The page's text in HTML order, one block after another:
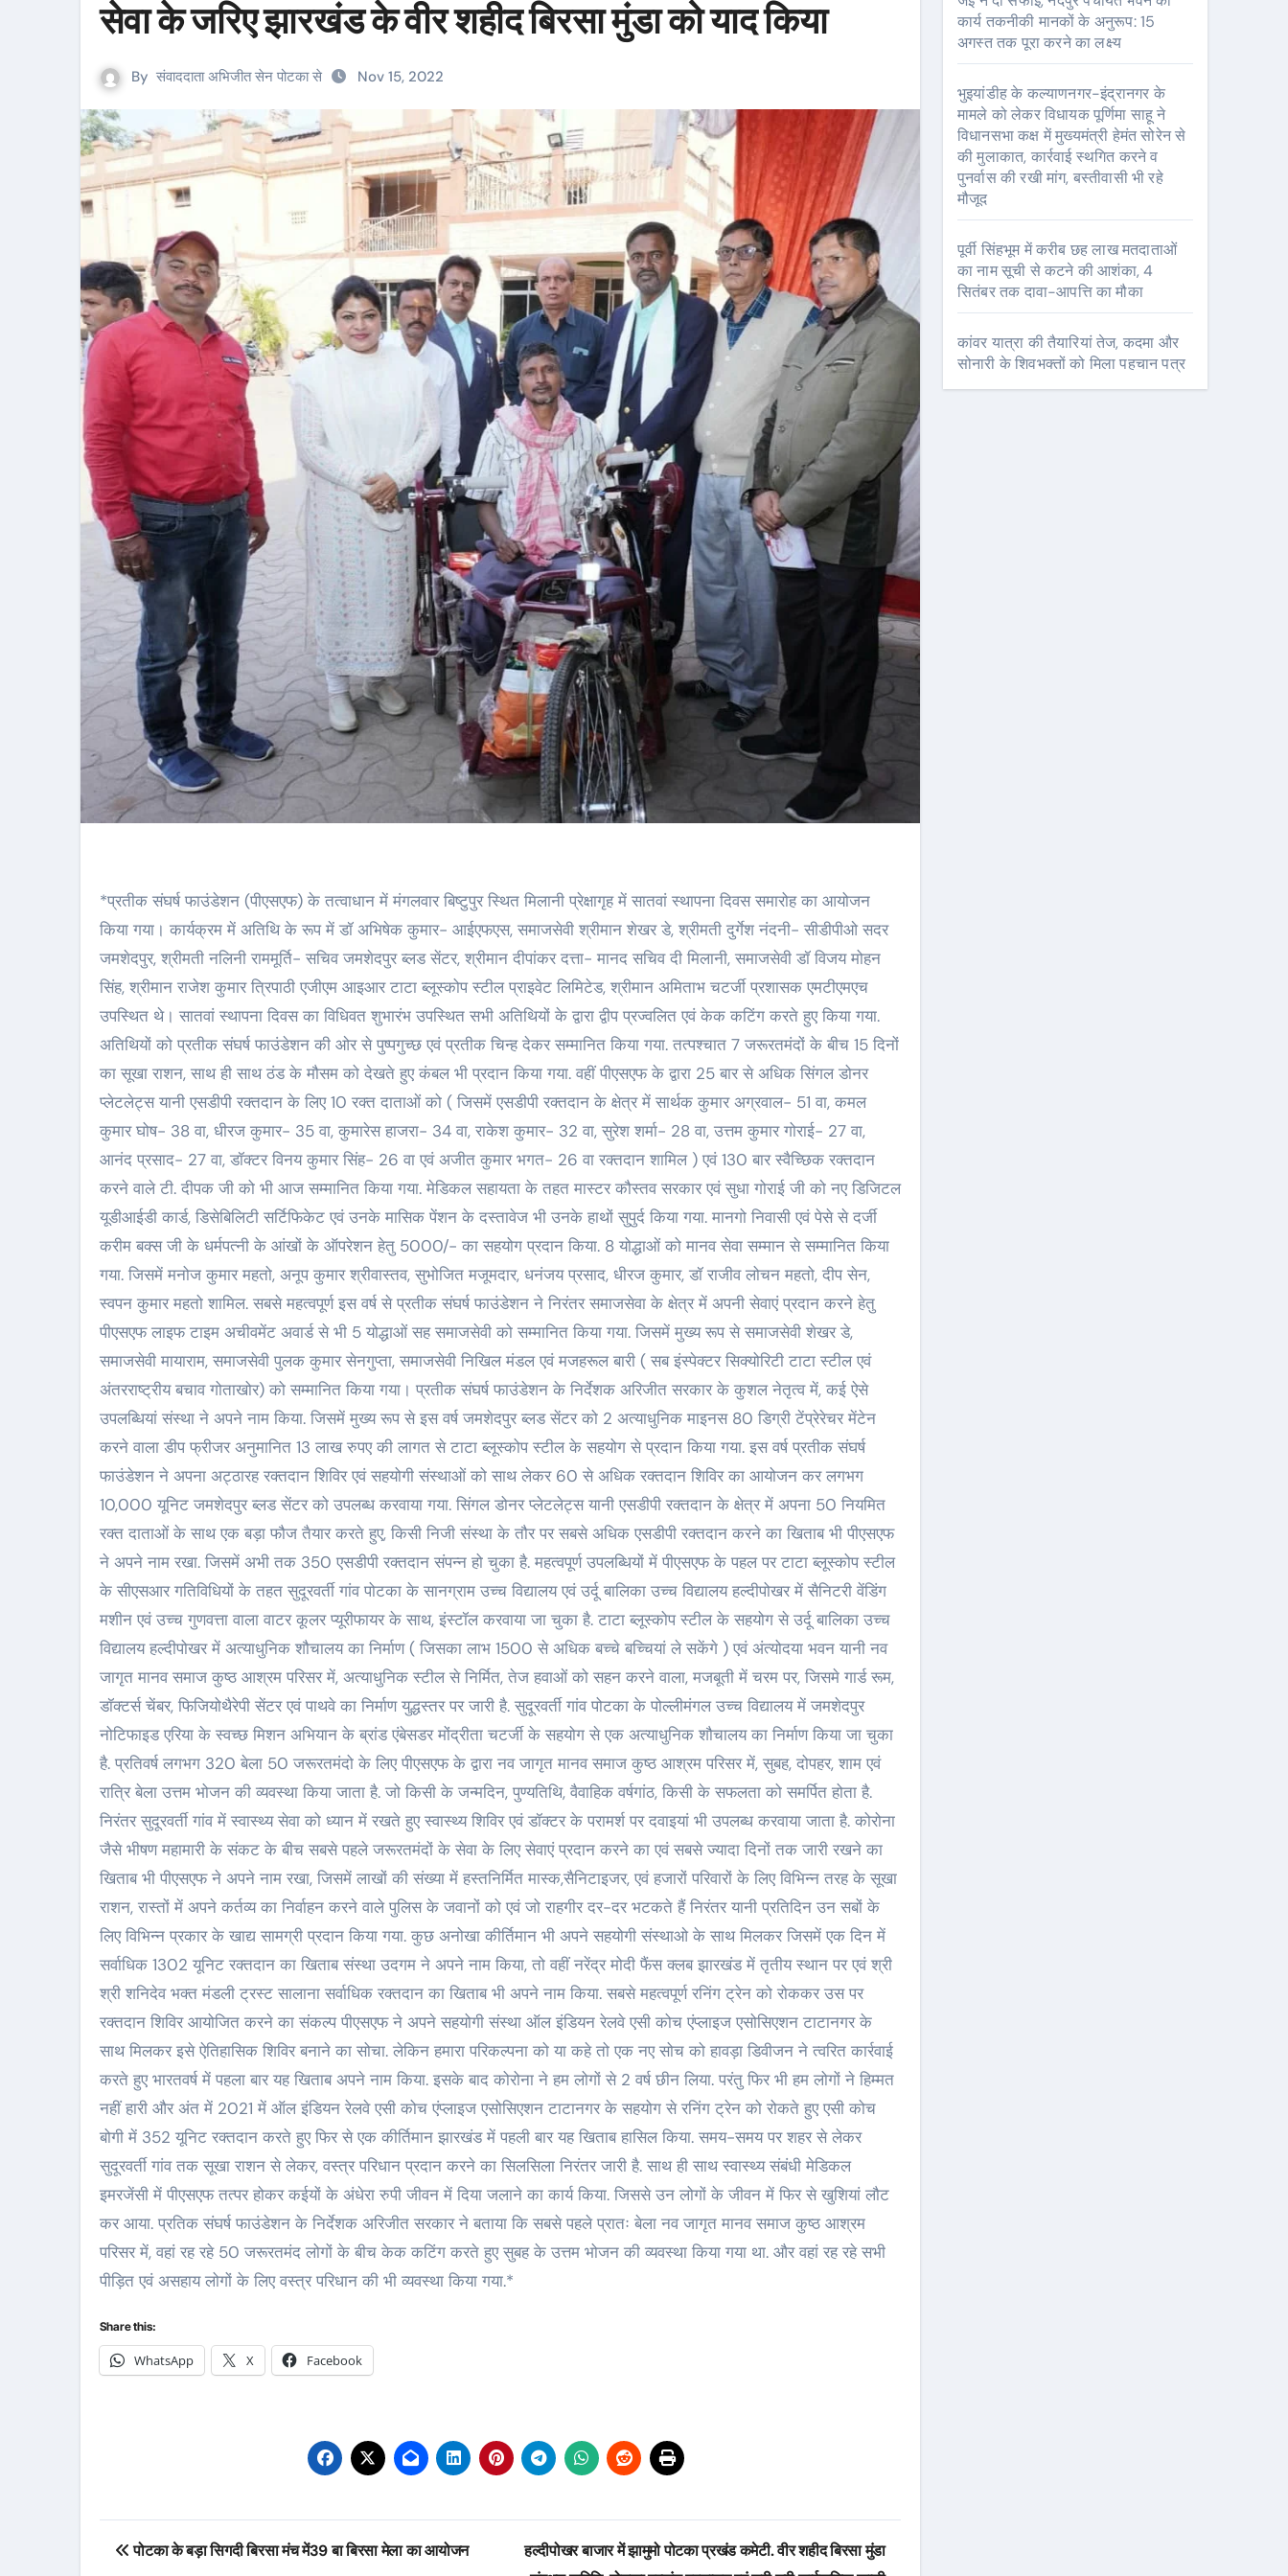
सेवा के जरिए झारखंड के वीर शहीद बिरसा मुंडा को याद किया
By संवाददाता अभिजीत सेन पोटका से Nov 15, 2022
*प्रतीक संघर्ष फाउंडेशन (पीएसएफ) के तत्वाधान में मंगलवार बिष्टुपुर स्थित मिलानी प्रेक्षागृह में सातवां स्थापना दिवस समारोह का आयोजन
किया गया। कार्यक्रम में अतिथि के रूप में डॉ अभिषेक कुमार- आईएफएस, समाजसेवी श्रीमान शेखर डे, श्रीमती दुर्गेश नंदनी- सीडीपीओ सदर
जमशेदपुर, श्रीमती नलिनी राममूर्ति- सचिव जमशेदपुर ब्लड सेंटर, श्रीमान दीपांकर दत्ता- मानद सचिव दी मिलानी, समाजसेवी डॉ विजय मोहन
सिंह, श्रीमान राजेश कुमार त्रिपाठी एजीएम आइआर टाटा ब्लूस्कोप स्टील प्राइवेट लिमिटेड, श्रीमान अमिताभ चटर्जी प्रशासक एमटीएमएच
उपस्थित थे। सातवां स्थापना दिवस का विधिवत शुभारंभ उपस्थित सभी अतिथियों के द्वारा द्वीप प्रज्वलित एवं केक कटिंग करते हुए किया गया.
अतिथियों को प्रतीक संघर्ष फाउंडेशन की ओर से पुष्पगुच्छ एवं प्रतीक चिन्ह देकर सम्मानित किया गया. तत्पश्चात 7 जरूरतमंदों के बीच 15 दिनों
का सूखा राशन, साथ ही साथ ठंड के मौसम को देखते हुए कंबल भी प्रदान किया गया. वहीं पीएसएफ के द्वारा 25 बार से अधिक सिंगल डोनर
प्लेटलेट्स यानी एसडीपी रक्तदान के लिए 10 रक्त दाताओं को ( जिसमें एसडीपी रक्तदान के क्षेत्र में सार्थक कुमार अग्रवाल- 51 वा, कमल
कुमार घोष- 38 वा, धीरज कुमार- 35 वा, कुमारेस हाजरा- 34 वा, राकेश कुमार- 32 वा, सुरेश शर्मा- 28 वा, उत्तम कुमार गोराई- 27 वा,
आनंद प्रसाद- 27 वा, डॉक्टर विनय कुमार सिंह- 26 वा एवं अजीत कुमार भगत- 26 वा रक्तदान शामिल ) एवं 130 बार स्वैच्छिक रक्तदान
करने वाले टी. दीपक जी को भी आज सम्मानित किया गया. मेडिकल सहायता के तहत मास्टर कौस्तव सरकार एवं सुधा गोराई जी को नए डिजिटल
यूडीआईडी कार्ड, डिसेबिलिटी सर्टिफिकेट एवं उनके मासिक पेंशन के दस्तावेज भी उनके हाथों सुपुर्द किया गया. मानगो निवासी एवं पेसे से दर्जी
करीम बक्स जी के धर्मपत्नी के आंखों के ऑपरेशन हेतु 5000/- का सहयोग प्रदान किया. 8 योद्धाओं को मानव सेवा सम्मान से सम्मानित किया
गया. जिसमें मनोज कुमार महतो, अनूप कुमार श्रीवास्तव, सुभोजित मजूमदार, धनंजय प्रसाद, धीरज कुमार, डॉ राजीव लोचन महतो, दीप सेन,
स्वपन कुमार महतो शामिल. सबसे महत्वपूर्ण इस वर्ष से प्रतीक संघर्ष फाउंडेशन ने निरंतर समाजसेवा के क्षेत्र में अपनी सेवाएं प्रदान करने हेतु
पीएसएफ लाइफ टाइम अचीवमेंट अवार्ड से भी 5 योद्धाओं सह समाजसेवी को सम्मानित किया गया. जिसमें मुख्य रूप से समाजसेवी शेखर डे,
समाजसेवी मायाराम, समाजसेवी पुलक कुमार सेनगुप्ता, समाजसेवी निखिल मंडल एवं मजहरूल बारी ( सब इंस्पेक्टर सिक्योरिटी टाटा स्टील एवं
अंतरराष्ट्रीय बचाव गोताखोर) को सम्मानित किया गया। प्रतीक संघर्ष फाउंडेशन के निर्देशक अरिजीत सरकार के कुशल नेतृत्व में, कई ऐसे
उपलब्धियां संस्था ने अपने नाम किया. जिसमें मुख्य रूप से इस वर्ष जमशेदपुर ब्लड सेंटर को 2 अत्याधुनिक माइनस 80 डिग्री टेंप्रेरेचर मेंटेन
करने वाला डीप फ्रीजर अनुमानित 13 लाख रुपए की लागत से टाटा ब्लूस्कोप स्टील के सहयोग से प्रदान किया गया. इस वर्ष प्रतीक संघर्ष
फाउंडेशन ने अपना अट्ठारह रक्तदान शिविर एवं सहयोगी संस्थाओं को साथ लेकर 60 से अधिक रक्तदान शिविर का आयोजन कर लगभग
10,000 यूनिट जमशेदपुर ब्लड सेंटर को उपलब्ध करवाया गया. सिंगल डोनर प्लेटलेट्स यानी एसडीपी रक्तदान के क्षेत्र में अपना 50 नियमित
रक्त दाताओं के साथ एक बड़ा फौज तैयार करते हुए, किसी निजी संस्था के तौर पर सबसे अधिक एसडीपी रक्तदान करने का खिताब भी पीएसएफ
ने अपने नाम रखा. जिसमें अभी तक 350 एसडीपी रक्तदान संपन्न हो चुका है. महत्वपूर्ण उपलब्धियों में पीएसएफ के पहल पर टाटा ब्लूस्कोप स्टील
के सीएसआर गतिविधियों के तहत सुदूरवर्ती गांव पोटका के सानग्राम उच्च विद्यालय एवं उर्दू बालिका उच्च विद्यालय हल्दीपोखर में सैनिटरी वेंडिंग
मशीन एवं उच्च गुणवत्ता वाला वाटर कूलर प्यूरीफायर के साथ, इंस्टॉल करवाया जा चुका है. टाटा ब्लूस्कोप स्टील के सहयोग से उर्दू बालिका उच्च
विद्यालय हल्दीपोखर में अत्याधुनिक शौचालय का निर्माण ( जिसका लाभ 1500 से अधिक बच्चे बच्चियां ले सकेंगे ) एवं अंत्योदया भवन यानी नव
जागृत मानव समाज कुष्ठ आश्रम परिसर में, अत्याधुनिक स्टील से निर्मित, तेज हवाओं को सहन करने वाला, मजबूती में चरम पर, जिसमे गार्ड रूम,
डॉक्टर्स चेंबर, फिजियोथैरेपी सेंटर एवं पाथवे का निर्माण युद्धस्तर पर जारी है. सुदूरवर्ती गांव पोटका के पोल्लीमंगल उच्च विद्यालय में जमशेदपुर
नोटिफाइड एरिया के स्वच्छ मिशन अभियान के ब्रांड एंबेसडर मोंद्रीता चटर्जी के सहयोग से एक अत्याधुनिक शौचालय का निर्माण किया जा चुका
है. प्रतिवर्ष लगभग 320 बेला 50 जरूरतमंदो के लिए पीएसएफ के द्वारा नव जागृत मानव समाज कुष्ठ आश्रम परिसर में, सुबह, दोपहर, शाम एवं
रात्रि बेला उत्तम भोजन की व्यवस्था किया जाता है. जो किसी के जन्मदिन, पुण्यतिथि, वैवाहिक वर्षगांठ, किसी के सफलता को समर्पित होता है.
निरंतर सुदूरवर्ती गांव में स्वास्थ्य सेवा को ध्यान में रखते हुए स्वास्थ्य शिविर एवं डॉक्टर के परामर्श पर दवाइयां भी उपलब्ध करवाया जाता है. कोरोना
जैसे भीषण महामारी के संकट के बीच सबसे पहले जरूरतमंदों के सेवा के लिए सेवाएं प्रदान करने का एवं सबसे ज्यादा दिनों तक जारी रखने का
खिताब भी पीएसएफ ने अपने नाम रखा, जिसमें लाखों की संख्या में हस्तनिर्मित मास्क,सैनिटाइजर, एवं हजारों परिवारों के लिए विभिन्न तरह के सूखा
राशन, रास्तों में अपने कर्तव्य का निर्वाहन करने वाले पुलिस के जवानों को एवं जो राहगीर दर-दर भटकते हैं निरंतर यानी प्रतिदिन उन सबों के
लिए विभिन्न प्रकार के खाद्य सामग्री प्रदान किया गया. कुछ अनोखा कीर्तिमान भी अपने सहयोगी संस्थाओ के साथ मिलकर जिसमें एक दिन में
सर्वाधिक 1302 यूनिट रक्तदान का खिताब संस्था उदगम ने अपने नाम किया, तो वहीं नरेंद्र मोदी फैंस क्लब झारखंड में तृतीय स्थान पर एवं श्री
श्री शनिदेव भक्त मंडली ट्रस्ट सालाना सर्वाधिक रक्तदान का खिताब भी अपने नाम किया. सबसे महत्वपूर्ण रनिंग ट्रेन को रोककर उस पर
रक्तदान शिविर आयोजित करने का संकल्प पीएसएफ ने अपने सहयोगी संस्था ऑल इंडियन रेलवे एसी कोच एंप्लाइज एसोसिएशन टाटानगर के
साथ मिलकर इसे ऐतिहासिक शिविर बनाने का सोचा. लेकिन हमारा परिकल्पना को या कहे तो एक नए सोच को हावड़ा डिवीजन ने त्वरित कार्रवाई
करते हुए भारतवर्ष में पहला बार यह खिताब अपने नाम किया. इसके बाद कोरोना ने हम लोगों से 2 वर्ष छीन लिया. परंतु फिर भी हम लोगों ने हिम्मत
नहीं हारी और अंत में 2021 में ऑल इंडियन रेलवे एसी कोच एंप्लाइज एसोसिएशन टाटानगर के सहयोग से रनिंग ट्रेन को रोकते हुए एसी कोच
बोगी में 352 यूनिट रक्तदान करते हुए फिर से एक कीर्तिमान झारखंड में पहली बार यह खिताब हासिल किया. समय-समय पर शहर से लेकर
सुदूरवर्ती गांव तक सूखा राशन से लेकर, वस्त्र परिधान प्रदान करने का सिलसिला निरंतर जारी है. साथ ही साथ स्वास्थ्य संबंधी मेडिकल
इमरजेंसी में पीएसएफ तत्पर होकर कईयों के अंधेरा रुपी जीवन में दिया जलाने का कार्य किया. जिससे उन लोगों के जीवन में फिर से खुशियां लौट
कर आया. प्रतिक संघर्ष फाउंडेशन के निर्देशक अरिजीत सरकार ने बताया कि सबसे पहले प्रातः बेला नव जागृत मानव समाज कुष्ठ आश्रम
परिसर में, वहां रह रहे 50 जरूरतमंद लोगों के बीच केक कटिंग करते हुए सुबह के उत्तम भोजन की व्यवस्था किया गया था. और वहां रह रहे सभी
पीड़ित एवं असहाय लोगों के लिए वस्त्र परिधान की भी व्यवस्था किया गया.*
Share this:
WhatsApp X Facebook
Post
पोटका के बड़ा सिगदी बिरसा मंच में39 बा बिरसा मेला का आयोजन
हल्दीपोखर बाजार में झामुमो पोटका प्रखंड कमेटी. वीर शहीद बिरसा मुंडा
कार्य तकनीकी मानकों के अनुरूप: 15
अगस्त तक पूरा करने का लक्ष्य
भुइयांडीह के कल्याणनगर-इंद्रानगर के
मामले को लेकर विधायक पूर्णिमा साहू ने
विधानसभा कक्ष में मुख्यमंत्री हेमंत सोरेन से
की मुलाकात, कार्रवाई स्थगित करने व
पुनर्वास की रखी मांग, बस्तीवासी भी रहे
मौजूद
पूर्वी सिंहभूम में करीब छह लाख मतदाताओं
का नाम सूची से कटने की आशंका, 4
सितंबर तक दावा-आपत्ति का मौका
कांवर यात्रा की तैयारियां तेज, कदमा और
सोनारी के शिवभक्तों को मिला पहचान पत्र